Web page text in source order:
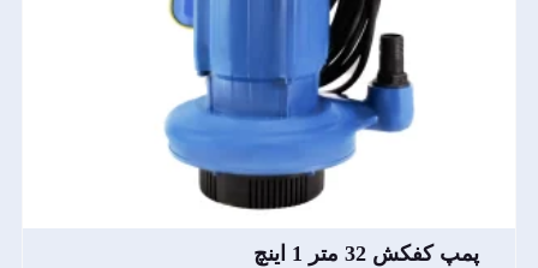
پمپ کفکش 32 متر 1 اینچ